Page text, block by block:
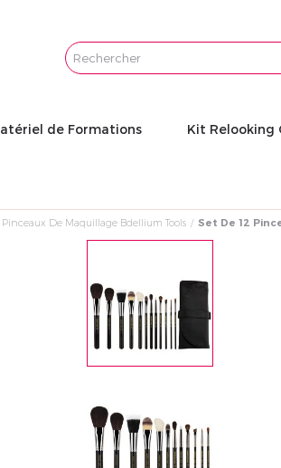
Email
de Formations Kit Relooking
Pinceaux De Maquillage Bdellium Tools Set De 12